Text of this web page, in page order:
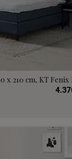
x 210 cm, KT Fenix